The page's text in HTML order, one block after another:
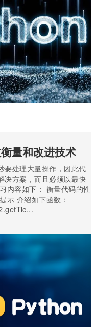
量和改进技术
要处理大量操作，因此代
决方案，而且必须以最快
内容如下： 衡量代码的性
示 介绍如下函数：